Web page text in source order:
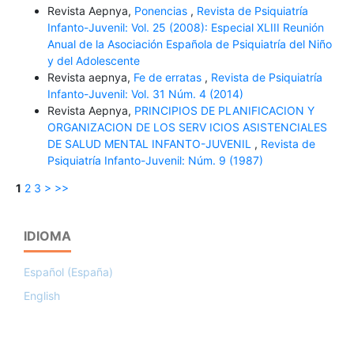
Revista Aepnya, Ponencias , Revista de Psiquiatría
Infanto-Juvenil: Vol. 25 (2008): Especial XLIII Reunión
Anual de la Asociación Española de Psiquiatría del Niño
y del Adolescente
Revista aepnya, Fe de erratas , Revista de Psiquiatría
Infanto-Juvenil: Vol. 31 Núm. 4 (2014)
Revista Aepnya, PRINCIPIOS DE PLANIFICACION Y
ORGANIZACION DE LOS SERV ICIOS ASISTENCIALES
DE SALUD MENTAL INFANTO-JUVENIL , Revista de
Psiquiatría Infanto-Juvenil: Núm. 9 (1987)
1 2 3 > >>
IDIOMA
Español (España)
English